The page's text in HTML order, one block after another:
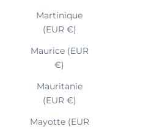
Martinique
(EUR €)
Maurice (EUR
€)
Mauritanie
(EUR €)
Mayotte (EUR